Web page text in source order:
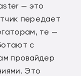
— это
передает
те —
с
провайдер
Это